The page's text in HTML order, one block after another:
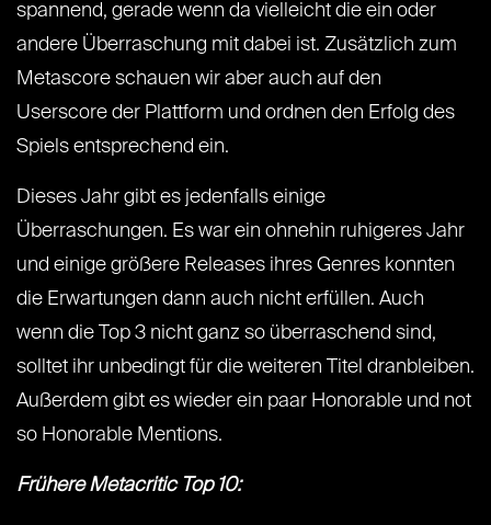
spannend, gerade wenn da vielleicht die ein oder
andere Überraschung mit dabei ist. Zusätzlich zum
Metascore schauen wir aber auch auf den
Userscore der Plattform und ordnen den Erfolg des
Spiels entsprechend ein.
Dieses Jahr gibt es jedenfalls einige
Überraschungen. Es war ein ohnehin ruhigeres Jahr
und einige größere Releases ihres Genres konnten
die Erwartungen dann auch nicht erfüllen. Auch
wenn die Top 3 nicht ganz so überraschend sind,
solltet ihr unbedingt für die weiteren Titel dranbleiben.
Außerdem gibt es wieder ein paar Honorable und not
so Honorable Mentions.
Frühere Metacritic Top 10: